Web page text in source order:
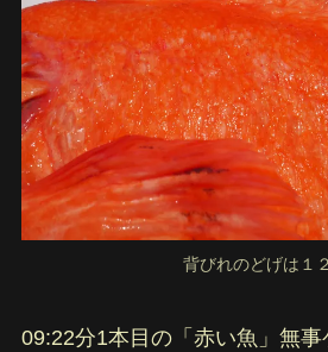
背びれのどげは１
09:22分1本目の「赤い魚」無事